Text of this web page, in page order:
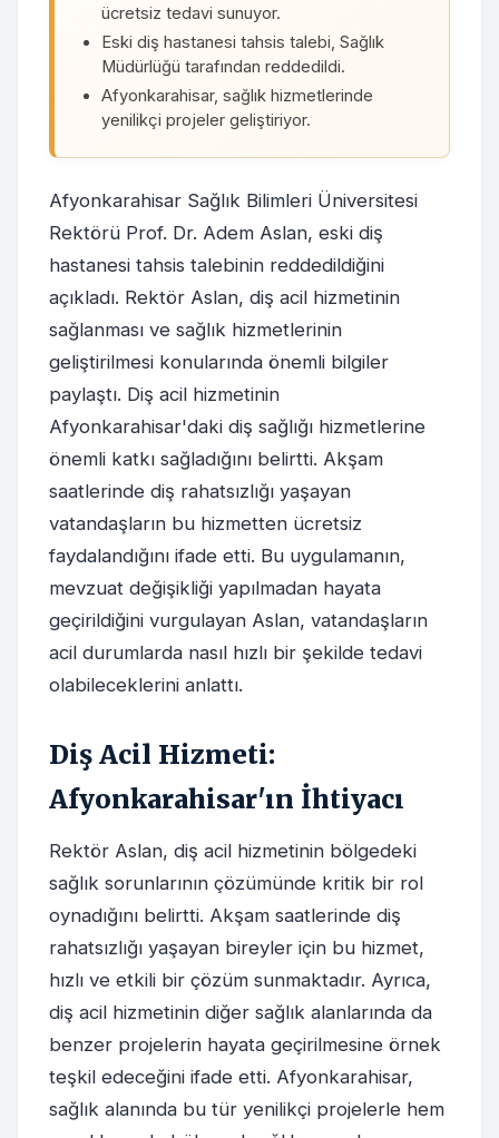
ücretsiz tedavi sunuyor.
Eski diş hastanesi tahsis talebi, Sağlık
Müdürlüğü tarafından reddedildi.
Afyonkarahisar, sağlık hizmetlerinde
yenilikçi projeler geliştiriyor.
Afyonkarahisar Sağlık Bilimleri Üniversitesi
Rektörü Prof. Dr. Adem Aslan, eski diş
hastanesi tahsis talebinin reddedildiğini
açıkladı. Rektör Aslan, diş acil hizmetinin
sağlanması ve sağlık hizmetlerinin
geliştirilmesi konularında önemli bilgiler
paylaştı. Diş acil hizmetinin
Afyonkarahisar'daki diş sağlığı hizmetlerine
önemli katkı sağladığını belirtti. Akşam
saatlerinde diş rahatsızlığı yaşayan
vatandaşların bu hizmetten ücretsiz
faydalandığını ifade etti. Bu uygulamanın,
mevzuat değişikliği yapılmadan hayata
geçirildiğini vurgulayan Aslan, vatandaşların
acil durumlarda nasıl hızlı bir şekilde tedavi
olabileceklerini anlattı.
Diş Acil Hizmeti:
Afyonkarahisar'ın İhtiyacı
Rektör Aslan, diş acil hizmetinin bölgedeki
sağlık sorunlarının çözümünde kritik bir rol
oynadığını belirtti. Akşam saatlerinde diş
rahatsızlığı yaşayan bireyler için bu hizmet,
hızlı ve etkili bir çözüm sunmaktadır. Ayrıca,
diş acil hizmetinin diğer sağlık alanlarında da
benzer projelerin hayata geçirilmesine örnek
teşkil edeceğini ifade etti. Afyonkarahisar,
sağlık alanında bu tür yenilikçi projelerle hem